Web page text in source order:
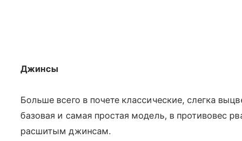
Джинсы
Больше всего в почете классические, слегка
базовая и самая простая модель, в противовес
расшитым джинсам.